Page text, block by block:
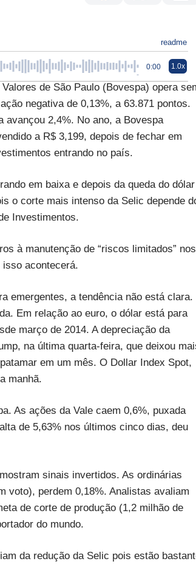
readme
0:00 1.0x
de São Paulo (Bovespa) opera
negativa de 0,13%, a 63.871 pontos.
avançou 2,4%. No ano, a Bovespa
a R$ 3,199, depois de fechar em
entrando no país.
em baixa e depois da queda do dólar
o corte mais intenso da Selic depende
Investimentos.
à manutenção de “riscos limitados” nos
acontecerá.
emergentes, a tendência não está clara.
Em relação ao euro, o dólar está para
março de 2014. A depreciação da
na última quarta-feira, que deixou
em um mês. O Dollar Index Spot,
manhã.
As ações da Vale caem 0,6%, puxada
de 5,63% nos últimos cinco dias, deu
sinais invertidos. As ordinárias
voto), perdem 0,18%. Analistas avaliam
de corte de produção (1,2 milhão de
do mundo.
da redução da Selic pois estão